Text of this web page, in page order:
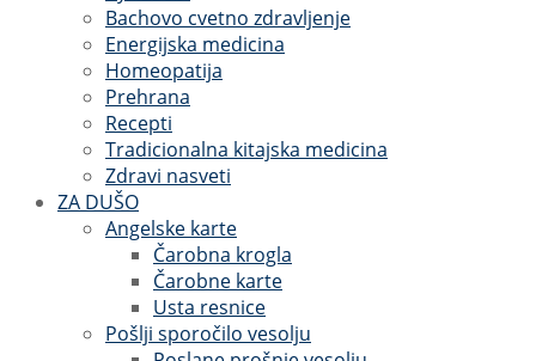
Bachovo cvetno zdravljenje
Energijska medicina
Homeopatija
Prehrana
Recepti
Tradicionalna kitajska medicina
Zdravi nasveti
ZA DUŠO
Angelske karte
Čarobna krogla
Čarobne karte
Usta resnice
Pošlji sporočilo vesolju